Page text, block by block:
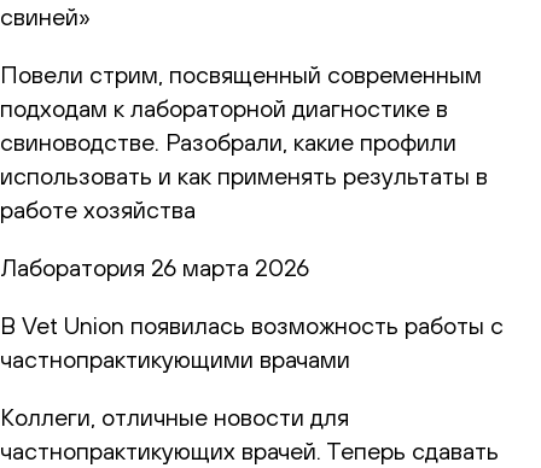
свиней»
Повели стрим, посвященный современным
подходам к лабораторной диагностике в
свиноводстве. Разобрали, какие профили
использовать и как применять результаты в
работе хозяйства
Лаборатория 26 марта 2026
В Vet Union появилась возможность работы с
частнопрактикующими врачами
Коллеги, отличные новости для
частнопрактикующих врачей. Теперь сдавать